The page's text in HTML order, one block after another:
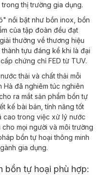
trong thị trường gia dụng.
nổi bật như bồn inox, bồn
của tập đoàn đều đạt
thưởng về thương hiệu
tựu đáng kể khi là đại
chứng chỉ FED từ TUV.
thải và chất thải mỗi
Hà đã nghiêm túc nghiên
ra mắt sản phẩm bồn tự
kế bài bản, tính năng tốt
cao trong việc xử lý nước
mọi người và môi trường
bồn tự hoại thông minh
gia dụng.
bồn tự hoại phù hợp: